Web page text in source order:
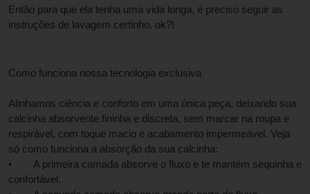
Então para que ela tenha uma vida longa, é preciso seguir as
instruções de lavagem certinho, ok?!
Como funciona nossa tecnologia exclusiva
Alinhamos ciência e conforto em uma única peça, deixando sua
calcinha absorvente fininha e discreta, sem marcar na roupa e
respirável, com toque macio e acabamento impermeável. Veja
só como funciona a absorção da sua calcinha:
•        A primeira camada absorve o fluxo e te mantém sequinha e
confortável.